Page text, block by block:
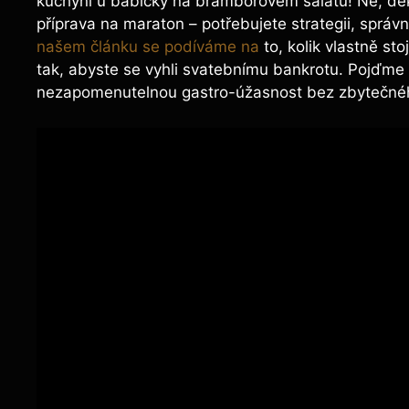
příprava na maraton – potřebujete strategii,
našem článku se podíváme na to, kolik vlastně
tak, abyste se vyhli svatebnímu bankrotu.
nezapomenutelnou gastro-úžasnost bez